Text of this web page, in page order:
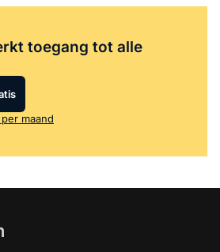
toegang tot alle
maand